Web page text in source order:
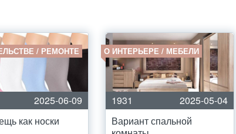
/ РЕМОНТЕ
2025-06-09
как носки
О ИНТЕРЬЕРЕ / МЕБЕЛИ
1931
2025-05-04
Вариант спальной